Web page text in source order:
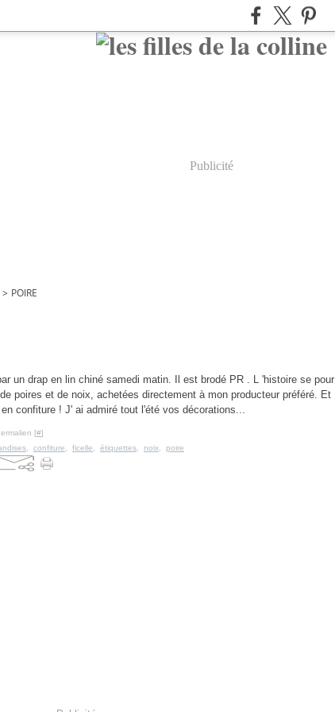
Publicité
> POIRE
un drap en lin chiné samedi matin. Il est brodé PR . L 'histoire se pour
poires et de noix, achetées directement à mon producteur préféré. Et
confiture ! J' ai admiré tout l'été vos décorations...
[#]
confiture ficelle étiquettes noix poire